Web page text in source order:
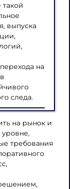
выпуска
на
следа.
на рынок и
уровне,
требования